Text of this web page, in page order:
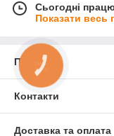
Сьогодні
Показати весь
Про нас
Контакти
Доставка та оплата
КНОПКА
ЗВ'ЯЗКУ